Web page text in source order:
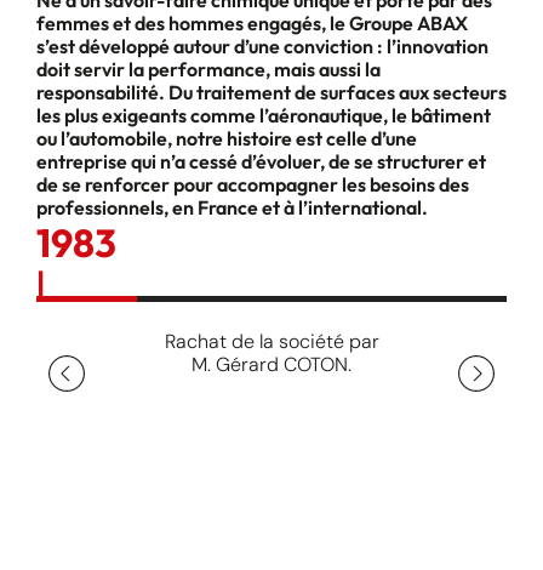
femmes et des hommes engagés, le Groupe ABAX
s’est développé autour d’une conviction : l’innovation
doit servir la performance, mais aussi la
responsabilité. Du traitement de surfaces aux secteurs
les plus exigeants comme l’aéronautique, le bâtiment
ou l’automobile, notre histoire est celle d’une
entreprise qui n’a cessé d’évoluer, de se structurer et
de se renforcer pour accompagner les besoins des
professionnels, en France et à l’international.
1983
|
Rachat de la société par
M. Gérard COTON.